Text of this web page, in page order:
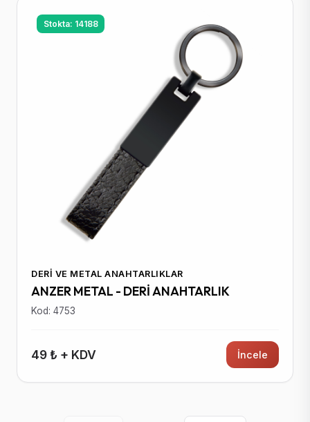
Stokta: 14188
DERI VE METAL ANAHTARLIKLAR
ANZER METAL - DERİ ANAHTARLIK
Kod: 4753
49 ₺ + KDV İncele